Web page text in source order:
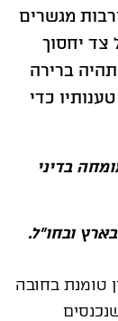
מגשרים
צד יחסוך
ברירה
כדי
בדיני
ובחו"ל.
טומנת בחובה